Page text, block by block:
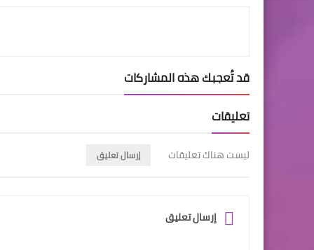
قد تُعجبك هذه المشاركات
تعليقات
ليست هناك تعليقات إرسال تعليق
إرسال تعليق